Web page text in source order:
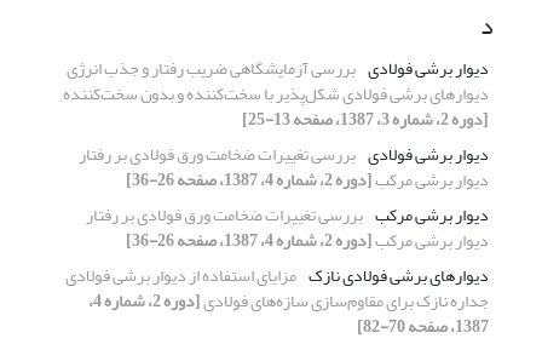
د
دیوار برشی فولادی بررسی آزمایشگاهی ضریب رفتار و جذب انرژی
دیوارهای برشی فولادی شکل‌پذیر با سخت‌کننده و بدون سخت‌کننده
[دوره 2، شماره 3، 1387، صفحه 13-25]
دیوار برشی فولادی بررسی تغییرات ضخامت ورق فولادی بر رفتار
دیوار برشی مرکب[دوره 2، شماره 4، 1387، صفحه 26-36]
دیوار برشی مرکب بررسی تغییرات ضخامت ورق فولادی بر رفتار
دیوار برشی مرکب[دوره 2، شماره 4، 1387، صفحه 26-36]
دیوارهای برشی فولادی نازک مزایای استفاده از دیوار برشی فولادی
جداره نازک برای مقاوم‌سازی سازه‌های فولادی [دوره 2، شماره 4،
1387، صفحه 70-82]